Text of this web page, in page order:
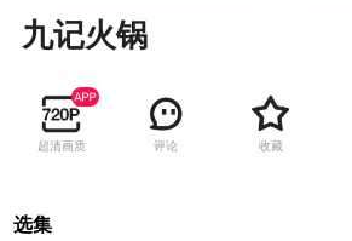
九记火锅
超清画质 评论 收藏
选集